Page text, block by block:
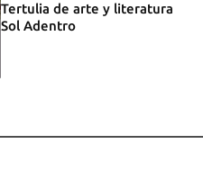
Tertulia de arte y literatura
Sol Adentro